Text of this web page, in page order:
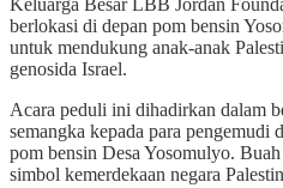
berlokasi di depan pom bensin
untuk mendukung anak-anak
genosida Israel.
Acara peduli ini dihadirkan dalam
semangka kepada para pengemudi
pom bensin Desa Yosomulyo.
simbol kemerdekaan negara